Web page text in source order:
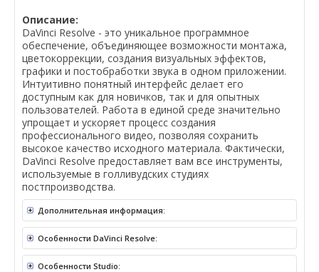
Описание:
DaVinci Resolve - это уникальное программное
обеспечение, объединяющее возможности монтажа,
цветокоррекции, создания визуальных эффектов,
графики и постобработки звука в одном приложении.
Интуитивно понятный интерфейс делает его
доступным как для новичков, так и для опытных
пользователей. Работа в единой среде значительно
упрощает и ускоряет процесс создания
профессионального видео, позволяя сохранить
высокое качество исходного материала. Фактически,
DaVinci Resolve предоставляет вам все инструменты,
используемые в голливудских студиях
постпроизводства.
Дополнительная информация:
Особенности DaVinci Resolve:
Особенности Studio: